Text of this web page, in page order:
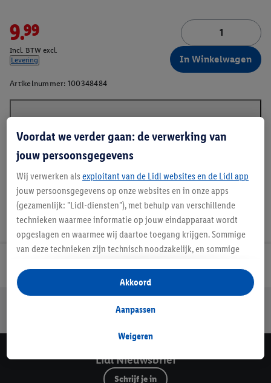
9.99
Incl. BTW excl.
Levering
In Winkelwagen
Artikelnummer: 100348484
Veilig winkelen
Lidl Nieuwsbrief
Schrijf je in
Voordat we verder gaan: de verwerking van
jouw persoonsgegevens
Wij verwerken als exploitant van de Lidl websites en de Lidl app
jouw persoonsgegevens op onze websites en in onze apps
(gezamenlijk: "Lidl-diensten"), met behulp van verschillende
technieken waarmee informatie op jouw eindapparaat wordt
opgeslagen en waarmee wij daartoe toegang krijgen. Sommige
van deze technieken zijn technisch noodzakelijk, en sommige
opslaan van voorkeursinstellingen, het verzamelen en
analyseren van statistieken of voor het tonen van
gepersonaliseerde reclame binnen en buiten de Lidl-diensten.
gegevens over jouw aankoopgedrag in de winkel ook voor de
Als je hier toestemming geeft aan ons voor het personaliseren
van reclame en als je vervolgens een Lidl Plus-account
Weigeren
Aanpassen
Akkoord